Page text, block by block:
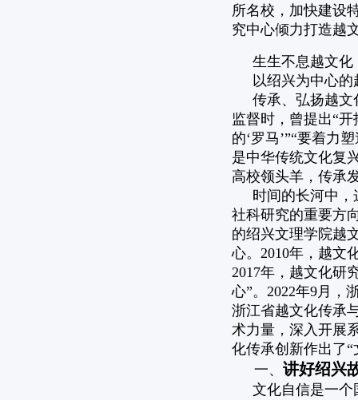
所名校，加快建设
究中心倾力打造越
生生不息越文
以绍兴为中心
传承、弘扬越
监督时，曾提出“
的‘罗马’”“要着力
是中华传统文化复
高校领头羊，传承
时间的长河中，
社科研究的重要方
的绍兴文理学院越
心。2010年，越文
2017年，越文化研
心”。2022年9月，
浙江省越文化传承
术力量，深入开展
化传承创新作出了“
一、 讲好绍兴
文化自信是一